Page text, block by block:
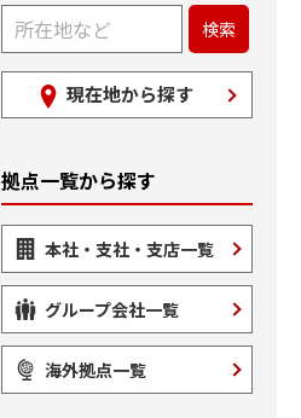
現在地から探す
拠点一覧から探す
本社・支社・支店一覧
グループ会社一覧
海外拠点一覧